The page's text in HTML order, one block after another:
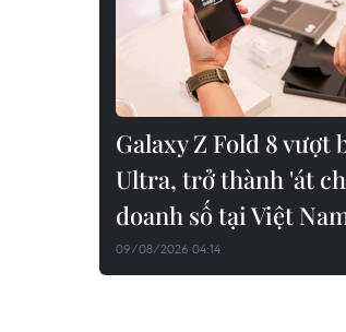
Galaxy Z Fold 8 vượt
Ultra, trở thành 'át
doanh số tại Việt
09/08/2026 04:14